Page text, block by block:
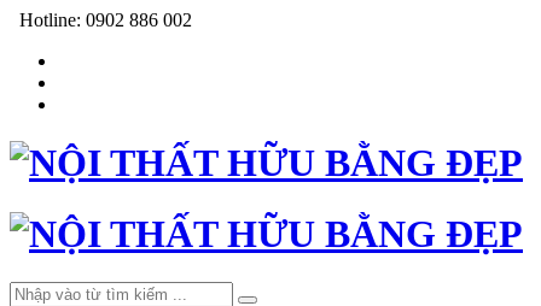
Hotline: 0902 886 002